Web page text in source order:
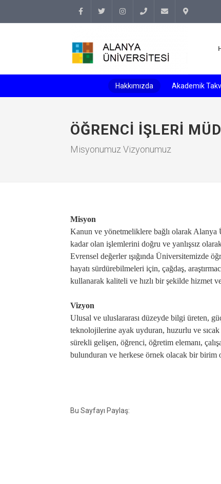
242)
513 69
Hakkımızda Akademik
ÖĞRENCI İŞLERI
Misyonumuz Vizyonumuz
Misyon
Kanun ve yönetmeliklere bağlı olarak Alanya
kadar olan işlemlerini doğru ve yanlışsız
Evrensel değerler ışığında Üniversitemizde
hayatı sürdürebilmeleri için, çağdaş,
kullanarak kaliteli ve hızlı bir şekilde hizmet
Vizyon
Ulusal ve uluslararası düzeyde bilgi üreten,
teknolojilerine ayak uyduran, huzurlu ve
sürekli gelişen, öğrenci, öğretim elemanı,
bulunduran ve herkese örnek olacak bir birim
Bu Sayfayı Paylaş: